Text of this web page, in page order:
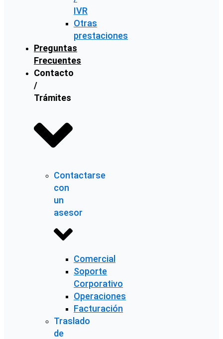
IVR
Otras
prestaciones
Preguntas
Frecuentes
Contacto
/
Trámites
Contactarse
con
un
asesor
Comercial
Soporte
Corporativo
Operaciones
Facturación
Traslado
de